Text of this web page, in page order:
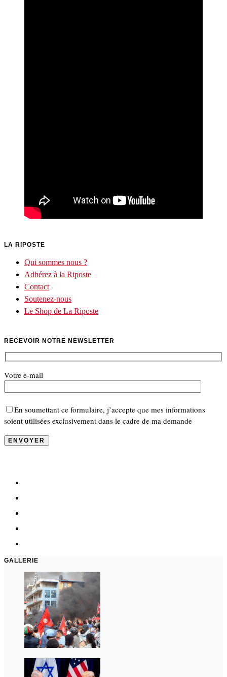
LA RIPOSTE
Qui sommes nous ?
Adhérez à la Riposte
Contact
Soutenez-nous
Le Shop de La Riposte
RECEVOIR NOTRE NEWSLETTER
Votre e-mail
En soumettant ce formulaire, j’accepte que mes informations
soient utilisées exclusivement dans le cadre de ma demande
GALLERIE